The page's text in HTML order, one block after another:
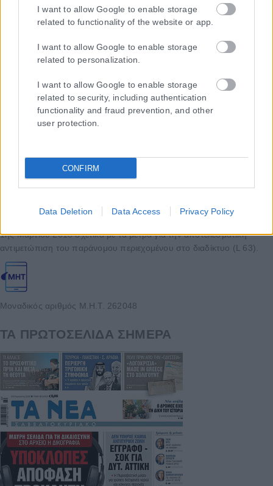
I want to allow Google to enable storage
related to functionality of the website or app.
I want to allow Google to enable storage
related to personalization.
I want to allow Google to enable storage
related to security, including authentication
functionality and fraud prevention, and other
user protection.
CONFIRM
Data Deletion Data Access Privacy Policy
επέκταση η ιστοσελίδα που κατέχει αυτή “www.karfitsa.gr”
1ης Μαρτίου 2018 σχετικά με τα μέτρα για την αποτελεσματική
αντιμετώπιση του παράνομου περιεχομένου στο διαδίκτυο (L 63).
Μοναδικός αριθμός Μ.Η.Τ. 262048
ΤΑ ΠΡΩΤΟΣΕΛΙΔΑ ΣΗΜΕΡΑ